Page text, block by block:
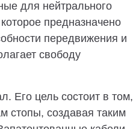
для нейтрального
предназначено
передвижения и
свободу
Его цель состоит в том,
стопы, создавая таким